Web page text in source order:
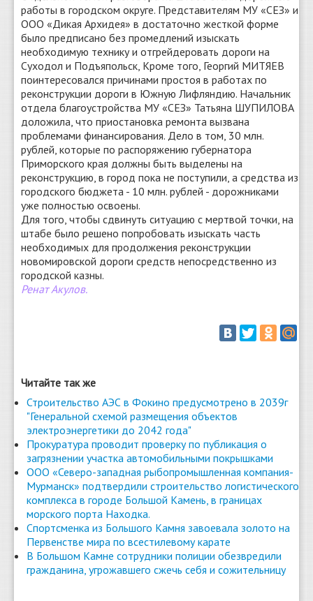
работы в городском округе. Представителям МУ «СЕЗ» и
ООО «Дикая Архидея» в достаточно жесткой форме
было предписано без промедлений изыскать
необходимую технику и отгрейдеровать дороги на
Суходол и Подъяпольск, Кроме того, Георгий МИТЯЕВ
поинтересовался причинами простоя в работах по
реконструкции дороги в Южную Лифляндию. Начальник
отдела благоустройства МУ «СЕЗ» Татьяна ШУПИЛОВА
доложила, что приостановка ремонта вызвана
проблемами финансирования. Дело в том, 30 млн.
рублей, которые по распоряжению губернатора
Приморского края должны быть выделены на
реконструкцию, в город пока не поступили, а средства из
городского бюджета - 10 млн. рублей - дорожниками
уже полностью освоены.
Для того, чтобы сдвинуть ситуацию с мертвой точки, на
штабе было решено попробовать изыскать часть
необходимых для продолжения реконструкции
новомировской дороги средств непосредственно из
городской казны.
Ренат Акулов.
Читайте так же
Строительство АЭС в Фокино предусмотрено в 2039г
"Генеральной схемой размещения объектов
электроэнергетики до 2042 года"
Прокуратура проводит проверку по публикация о
загрязнении участка автомобильными покрышками
ООО «Северо-западная рыбопромышленная компания-
Мурманск» подтвердили строительство логистического
комплекса в городе Большой Камень, в границах
морского порта Находка.
Спортсменка из Большого Камня завоевала золото на
Первенстве мира по всестилевому карате
В Большом Камне сотрудники полиции обезвредили
гражданина, угрожавшего сжечь себя и сожительницу